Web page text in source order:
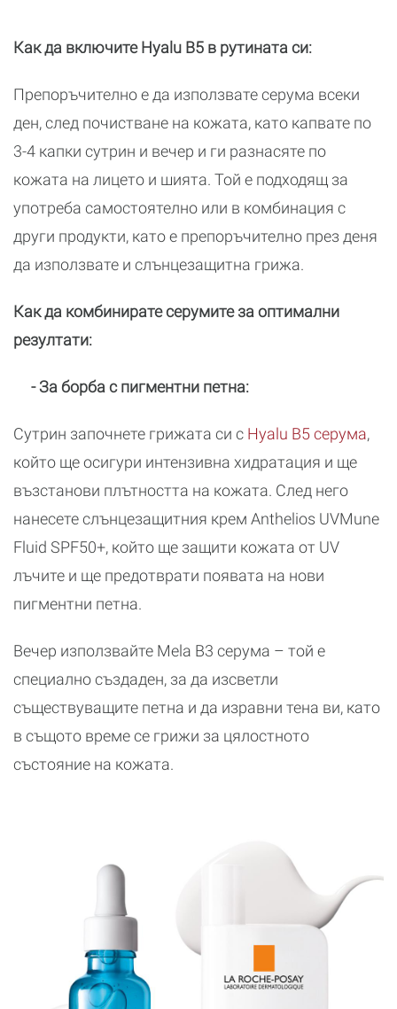
Как да включите Hyalu B5 в рутината си:
Препоръчително е да използвате серума всеки
ден, след почистване на кожата, като капвате по
3-4 капки сутрин и вечер и ги разнасяте по
кожата на лицето и шията. Той е подходящ за
употреба самостоятелно или в комбинация с
други продукти, като е препоръчително през деня
да използвате и слънцезащитна грижа.
Как да комбинирате серумите за оптимални
резултати:
- За борба с пигментни петна:
Сутрин започнете грижата си с Hyalu B5 серума,
който ще осигури интензивна хидратация и ще
възстанови плътността на кожата. След него
нанесете слънцезащитния крем Anthelios UVMune
Fluid SPF50+, който ще защити кожата от UV
лъчите и ще предотврати появата на нови
пигментни петна.
Вечер използвайте Mela B3 серума – той е
специално създаден, за да изсветли
съществуващите петна и да изравни тена ви, като
в същото време се грижи за цялостното
състояние на кожата.